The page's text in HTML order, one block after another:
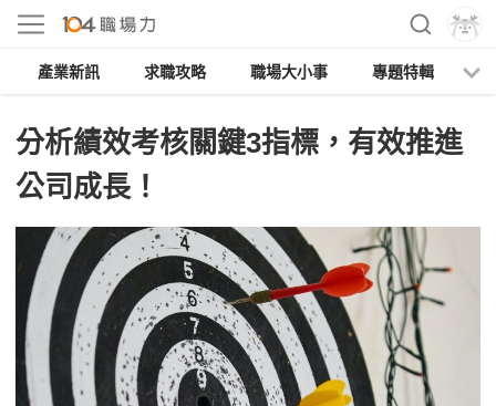
產業新訊 求職攻略 職場大小事 專題特輯
分析績效考核關鍵3指標，有效推進
公司成長！